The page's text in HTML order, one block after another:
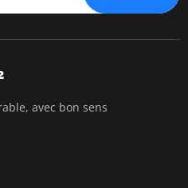
avec bon sens